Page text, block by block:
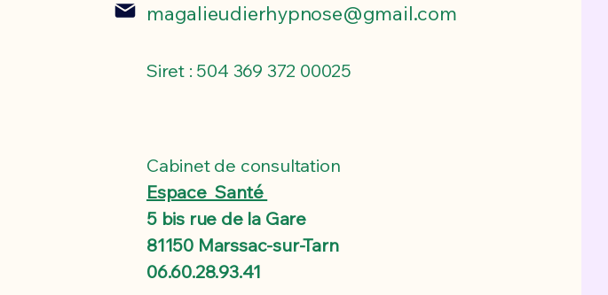
magalieudierhypnose@gmail.com
Siret : 504 369 372 00025
Cabinet de consultation
Espace Santé
5 bis rue de la Gare
81150 Marssac-sur-Tarn
06.60.28.93.41